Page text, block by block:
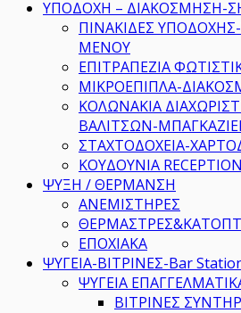
ΥΠΟΔΟΧΗ – ΔΙΑΚΟΣΜΗΣΗ-
ΠΙΝΑΚΙΔΕΣ
ΜΕΝΟΥ
ΕΠΙΤΡΑΠΕΖΙΑ
ΜΙΚΡΟΕΠΙΠΛΑ-
ΚΟΛΩΝΑΚΙΑ
ΒΑΛΙΤΣΩΝ-
ΣΤΑΧΤΟΔΟΧΕΙΑ-
ΚΟΥΔΟΥΝΙΑ RECEPTION
ΨΥΞΗ / ΘΕΡΜΑΝΣΗ
ΑΝΕΜΙΣΤΗΡΕΣ
ΕΠΟΧΙΑΚΑ
ΨΥΓΕΙΑ-ΒΙΤΡΙΝΕΣ-Bar
ΨΥΓΕΙΑ
ΒΙΤΡΙΝΕΣ